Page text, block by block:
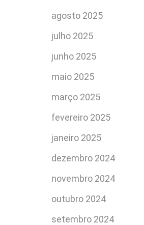
agosto 2025
julho 2025
junho 2025
maio 2025
março 2025
fevereiro 2025
janeiro 2025
dezembro 2024
novembro 2024
outubro 2024
setembro 2024